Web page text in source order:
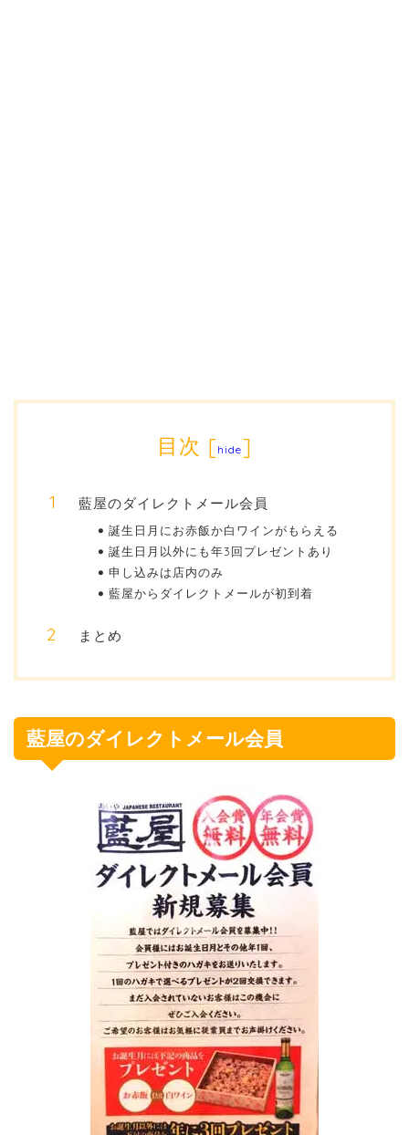
目次 [hide]
藍屋のダイレクトメール会員
誕生日月にお赤飯か白ワインがもらえる
誕生日月以外にも年3回プレゼントあり
申し込みは店内のみ
藍屋からダイレクトメールが初到着
まとめ
藍屋のダイレクトメール会員